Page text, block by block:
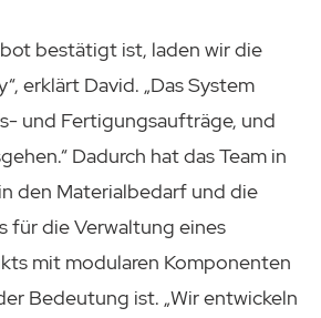
bestätigt ist, laden wir die
erklärt David. „Das System
und Fertigungsaufträge, und
Dadurch hat das Team in
den Materialbedarf und die
für die Verwaltung eines
mit modularen Komponenten
Bedeutung ist. „Wir entwickeln